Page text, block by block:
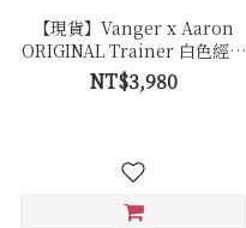
【現貨】Vanger x Aaron
ORIGINAL Trainer 白色經典
復古休閒鞋 - Ca006卵石白(牛
皮拼接反毛皮)
NT$3,980